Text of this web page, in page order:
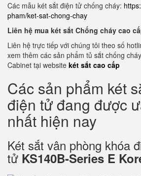
Các mẫu két sắt điện tử chống cháy:
pham/ket-sat-chong-chay
Liên hệ mua két sắt Chống cháy cao
Liên hệ trực tiếp với chúng tôi theo số
xem thêm các sản phẩm tủ sắt chống
Cabinet tại website két sắt cao cấp
Các sản phẩm két
điện tử đang được
nhất hiện nay
Két sắt vân phòng khóa
tử KS140B-Series E